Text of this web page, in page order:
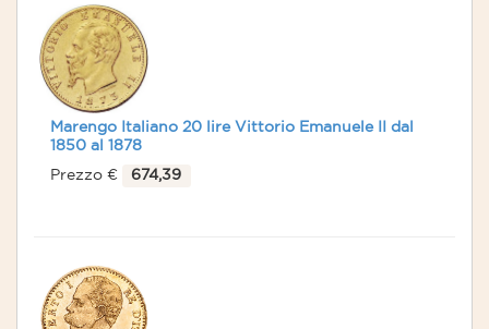
Marengo Italiano 20 lire Vittorio Emanuele II dal
1850 al 1878
Prezzo €
674,39